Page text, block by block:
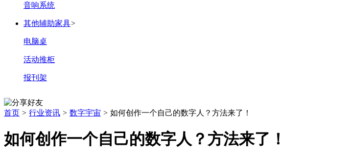
音响系统
其他辅助家具>
电脑桌
活动推柜
报刊架
首页 > 行业资讯 > 数字宇宙 > 如何创作一个自己的数字人？方法来了！
如何创作一个自己的数字人？方法来了！